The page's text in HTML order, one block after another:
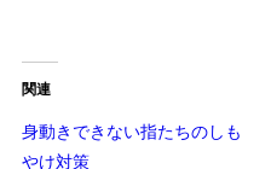
関連
身動きできない指たちのしも
やけ対策